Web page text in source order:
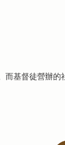
基督徒營辦